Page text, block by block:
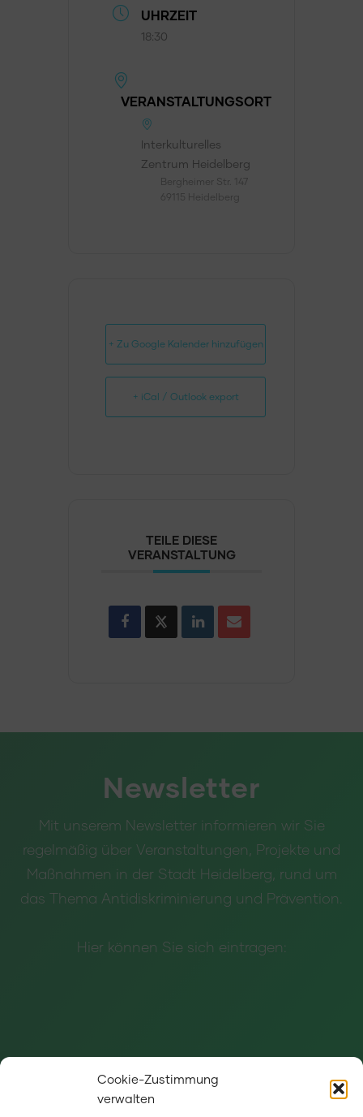
Cookie-Zustimmung
verwalten
UHRZEIT
18:30
VERANSTALTUNGSORT
Interkulturelles
Zentrum Heidelberg
Bergheimer Str. 147
69115 Heidelberg
+ Zu Google Kalender hinzufügen
+ iCal / Outlook export
TEILE DIESE
VERANSTALTUNG
Newsletter
Mit unserem Newsletter informieren wir Sie
regelmäßig über Veranstaltungen, Projekte und
Maßnahmen in der Stadt Heidelberg, rund um
das Thema Antidiskriminierung und Prävention.
Hier können Sie sich eintragen: